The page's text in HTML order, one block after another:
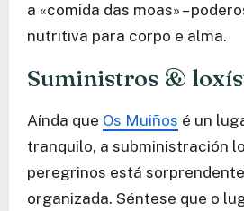
a «comida das moas» –
nutritiva para corpo e alma.
Suministros &
Aínda que Os Muiños é un
tranquilo, a subministración
peregrinos está
organizada. Séntese que o